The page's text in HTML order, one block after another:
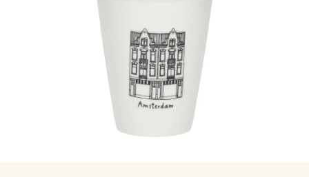
16. Dezember 2024
Nur Bewertung, ohne Kommentar